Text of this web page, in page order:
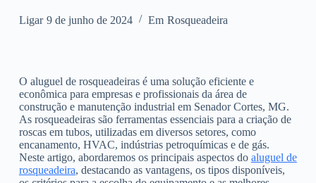
ú
d
o
Ligar 9 de junho de 2024 Em Rosqueadeira
O aluguel de rosqueadeiras é uma solução eficiente e
econômica para empresas e profissionais da área de
construção e manutenção industrial em Senador Cortes, MG.
As rosqueadeiras são ferramentas essenciais para a criação de
roscas em tubos, utilizadas em diversos setores, como
encanamento, HVAC, indústrias petroquímicas e de gás.
Neste artigo, abordaremos os principais aspectos do aluguel de
rosqueadeira, destacando as vantagens, os tipos disponíveis,